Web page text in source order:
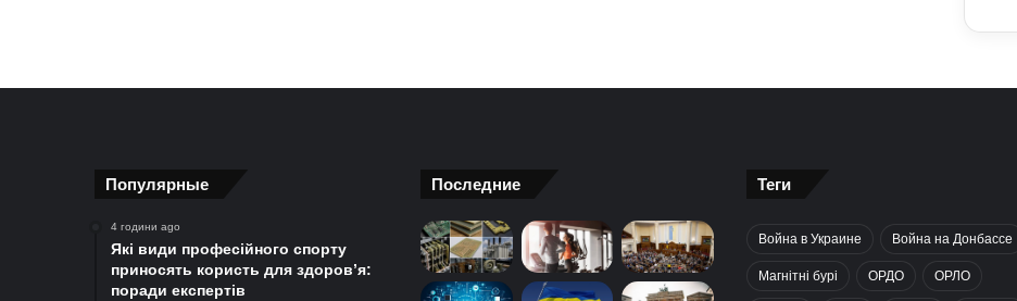
Популярные
4 години ago
Які види професійного спорту
приносять користь для здоров’я:
поради експертів
Последние Теги
Война в Украине Война на Донбассе
Магнітні бурі ОРДО ОРЛО